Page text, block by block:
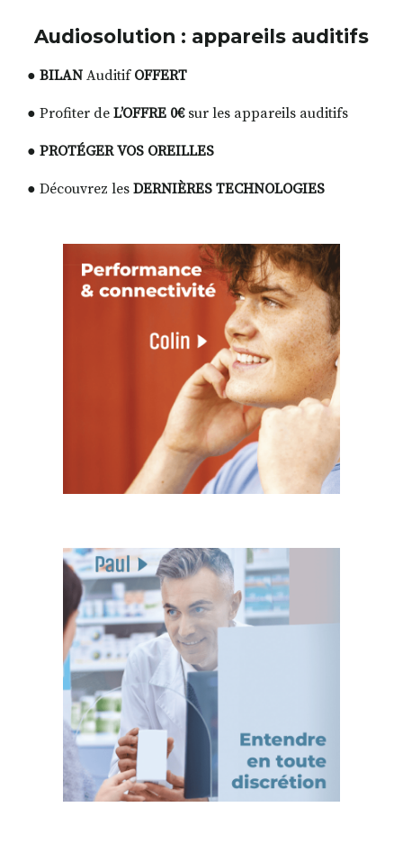
Audiosolution : appareils auditifs
● BILAN Auditif OFFERT
● Profiter de L’OFFRE 0€sur les appareils auditifs
● PROTÉGER VOS OREILLES
● Découvrez les DERNIÈRES TECHNOLOGIES